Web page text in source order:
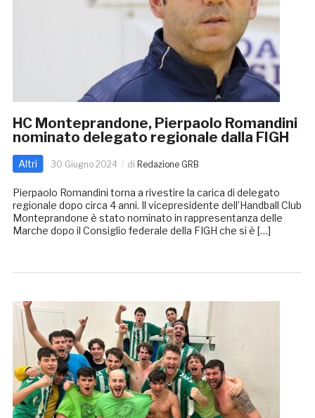
HC Monteprandone, Pierpaolo Romandini
nominato delegato regionale dalla FIGH
Altri 30 Giugno 2024 di Redazione GRB
Pierpaolo Romandini torna a rivestire la carica di delegato
regionale dopo circa 4 anni. Il vicepresidente dell’Handball Club
Monteprandone è stato nominato in rappresentanza delle
Marche dopo il Consiglio federale della FIGH che si è […]